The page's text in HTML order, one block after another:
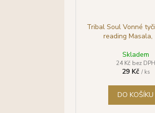
Tribal Soul Vonné
reading Masala,
Skladem
24 Kč bez DPH
29 Kč / ks
DO KOŠÍKU